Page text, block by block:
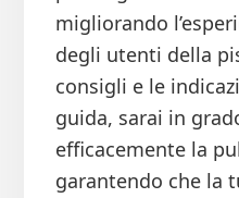
migliorando
degli utenti della
consigli e le
guida, sarai in
efficacemente la
garantendo che la